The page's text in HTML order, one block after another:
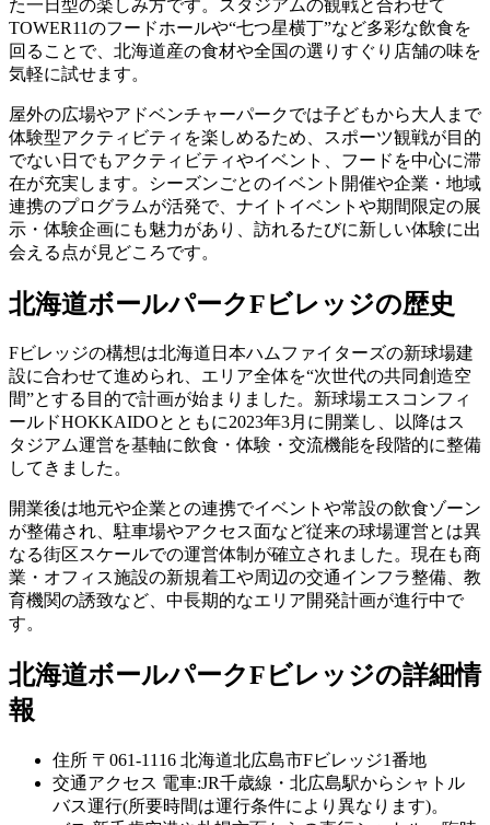
た一日型の楽しみ方です。スタジアムの観戦と合わせて
TOWER11のフードホールや“七つ星横丁”など多彩な飲食を
回ることで、北海道産の食材や全国の選りすぐり店舗の味を
気軽に試せます。
屋外の広場やアドベンチャーパークでは子どもから大人まで
体験型アクティビティを楽しめるため、スポーツ観戦が目的
でない日でもアクティビティやイベント、フードを中心に滞
在が充実します。シーズンごとのイベント開催や企業・地域
連携のプログラムが活発で、ナイトイベントや期間限定の展
示・体験企画にも魅力があり、訪れるたびに新しい体験に出
会える点が見どころです。
北海道ボールパークFビレッジの歴史
Fビレッジの構想は北海道日本ハムファイターズの新球場建
設に合わせて進められ、エリア全体を“次世代の共同創造空
間”とする目的で計画が始まりました。新球場エスコンフィ
ールドHOKKAIDOとともに2023年3月に開業し、以降はス
タジアム運営を基軸に飲食・体験・交流機能を段階的に整備
してきました。
開業後は地元や企業との連携でイベントや常設の飲食ゾーン
が整備され、駐車場やアクセス面など従来の球場運営とは異
なる街区スケールでの運営体制が確立されました。現在も商
業・オフィス施設の新規着工や周辺の交通インフラ整備、教
育機関の誘致など、中長期的なエリア開発計画が進行中で
す。
北海道ボールパークFビレッジの詳細情
報
住所 〒061-1116 北海道北広島市Fビレッジ1番地
交通アクセス 電車:JR千歳線・北広島駅からシャトル
バス運行(所要時間は運行条件により異なります)。